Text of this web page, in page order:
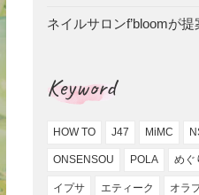
ネイルサロンf’bloomが
Keyword
HOW TO J47 MiMC
ONSENSOU POLA めぐ
イプサ エティーク オラ